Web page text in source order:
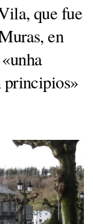
que fue
en
«unha
principios»